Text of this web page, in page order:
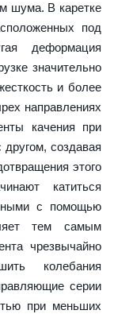
шума. В каретке
под
деформация
значительно
и более
направлениях
качения при
другом, создавая
этого
катиться
с помощью
тем самым
чрезвычайно
колебания
серии
при меньших